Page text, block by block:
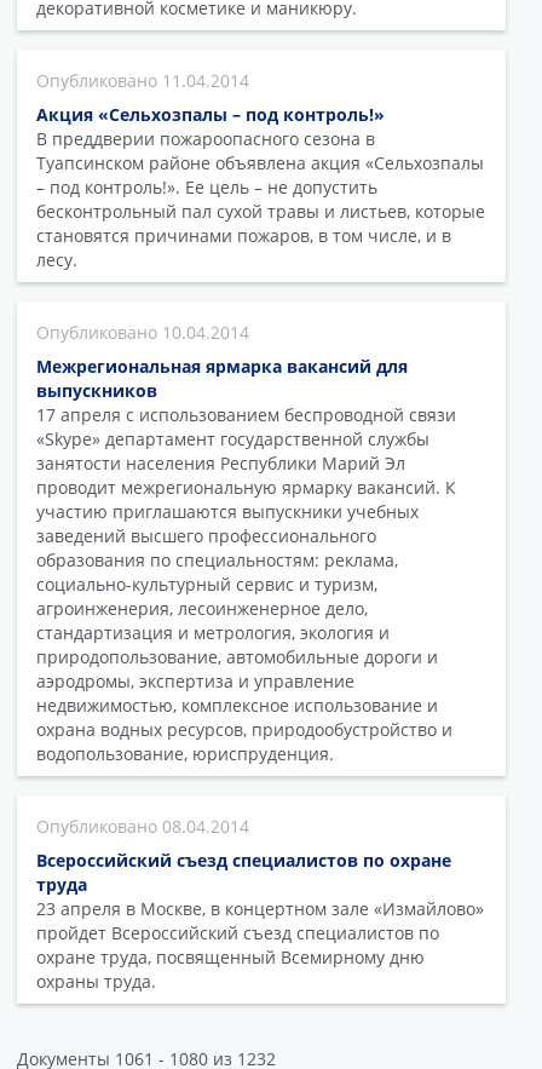
декоративной косметике и маникюру.
11.04.2014
Акция «Сельхозпалы – под контроль!»
В преддверии пожароопасного сезона в
Туапсинском районе объявлена акция «Сельхозпалы
– под контроль!». Ее цель – не допустить
бесконтрольный пал сухой травы и листьев, которые
становятся причинами пожаров, в том числе, и в
лесу.
10.04.2014
Межрегиональная ярмарка вакансий для
выпускников
17 апреля с использованием беспроводной связи
«Skype» департамент государственной службы
занятости населения Республики Марий Эл
проводит межрегиональную ярмарку вакансий. К
участию приглашаются выпускники учебных
заведений высшего профессионального
образования по специальностям: реклама,
социально-культурный сервис и туризм,
агроинженерия, лесоинженерное дело,
стандартизация и метрология, экология и
природопользование, автомобильные дороги и
аэродромы, экспертиза и управление
недвижимостью, комплексное использование и
охрана водных ресурсов, природообустройство и
водопользование, юриспруденция.
08.04.2014
Всероссийский съезд специалистов по охране
труда
23 апреля в Москве, в концертном зале «Измайлово»
пройдет Всероссийский съезд специалистов по
охране труда, посвященный Всемирному дню
охраны труда.
Документы 1061 - 1080 из 1232